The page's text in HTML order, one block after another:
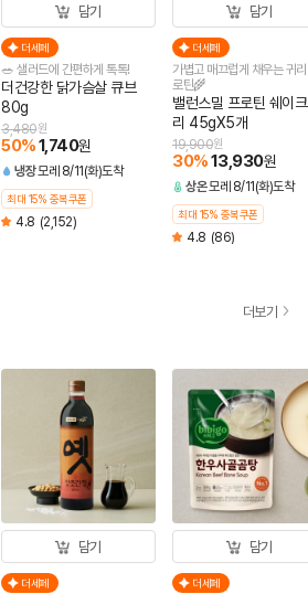
담기
더세페
🥗 샐러드에 간편하게 톡톡!
더건강한 닭가슴살 큐브
80g
50%1,740원
3,480원
냉장 모레 8/11(화)도착
최대 15% 중복쿠폰
4.8 (2,152)
담기
더세페
가볍고 매끄럽게 채우는 귀
로틴🌾
밸런스밀 프로틴 쉐이
리 45gX5개
30%13,930원
19,900원
상온 모레 8/11(화)도착
최대 15% 중복쿠폰
4.8 (86)
더보기
담기
더세페
담기
더세페